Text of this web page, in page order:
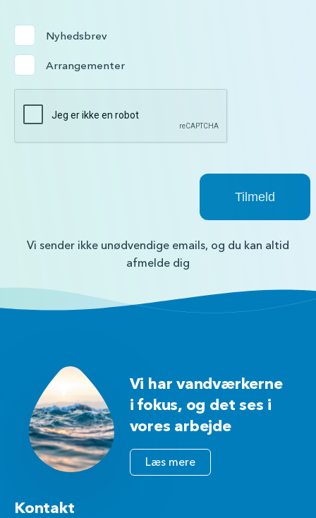
Nyhedsbrev
Arrangementer
Vi sender ikke unødvendige emails, og du kan altid
afmelde dig
Vi har vandværkerne
i fokus, og det ses i
vores arbejde
Læs mere
Kontakt